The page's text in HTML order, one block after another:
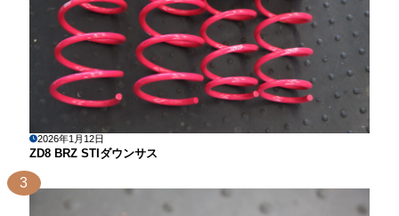
2026年1月12日
ZD8 BRZ STIダウンサス
3